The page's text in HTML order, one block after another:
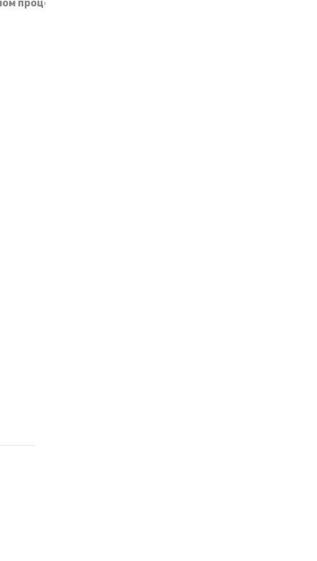
процессе (характеристика):